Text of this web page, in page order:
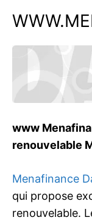
www
renouvelable
Menafinance
qui propose
renouvelable.